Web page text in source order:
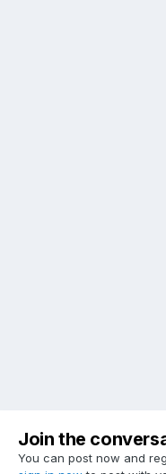
Join the
You can post now and